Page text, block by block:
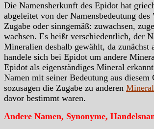
Die Namensherkunft des Epidot hat
abgeleitet von der Namensbedeutung
Zugabe oder sinngemäß: zuwachsen,
wachsen. Es heißt verschiedentlich, der
Mineralien deshalb gewählt, da zunächst
handele sich bei Epidot um andere
Epidot als eigenständiges Mineral
Namen mit seiner Bedeutung aus
sozusagen die Zugabe zu anderen
davor bestimmt waren.
Andere Namen, Synonyme,